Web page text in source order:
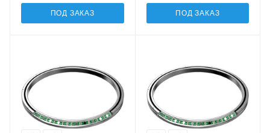
ПОД ЗАКАЗ ПОД ЗАКАЗ